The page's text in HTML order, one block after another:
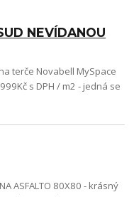
NEVÍDANOU
terče Novabell MySpace
s DPH / m2 - jedná se
ASFALTO 80X80 - krásný